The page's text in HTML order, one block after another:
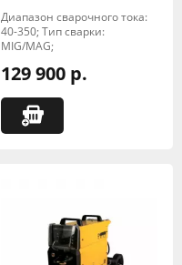
Диапазон сварочного тока:
40-350; Тип сварки:
MIG/MAG;
129 900 р.